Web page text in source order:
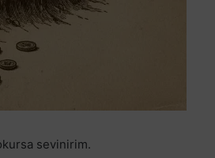
sevinirim.